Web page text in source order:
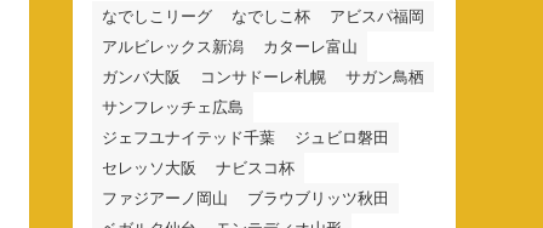
なでしこリーグ なでしこ杯
アビスパ福岡
アルビレックス新潟
カターレ富山
ガンバ大阪
コンサドーレ札幌
サガン鳥栖
サンフレッチェ広島
ジェフユナイテッド千葉
ジュビロ磐田
セレッソ大阪
ナビスコ杯
ファジアーノ岡山
ブラウブリッツ秋田